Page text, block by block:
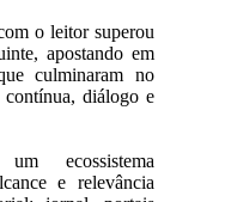
o leitor superou
apostando em
culminaram no
diálogo e
ecossistema
e relevância